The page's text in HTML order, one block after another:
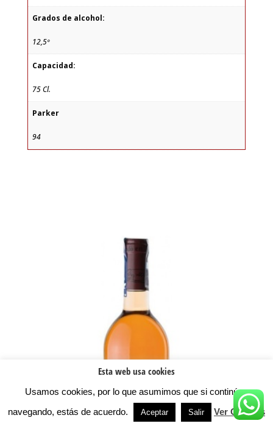
Grados de alcohol:
12,5º
Capacidad:
75 Cl.
Parker
94
Esta web usa cookies
Usamos cookies, por lo que asumimos que si continúas
navegando, estás de acuerdo.
Aceptar Salir Ver Cookies